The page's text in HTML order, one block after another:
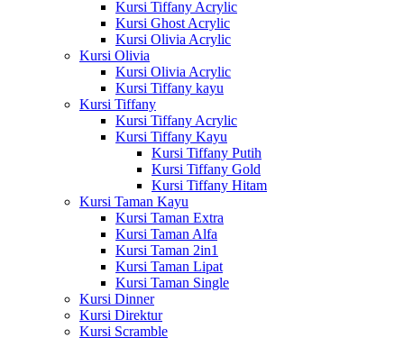
Kursi Tiffany Acrylic
Kursi Ghost Acrylic
Kursi Olivia Acrylic
Kursi Olivia
Kursi Olivia Acrylic
Kursi Tiffany kayu
Kursi Tiffany
Kursi Tiffany Acrylic
Kursi Tiffany Kayu
Kursi Tiffany Putih
Kursi Tiffany Gold
Kursi Tiffany Hitam
Kursi Taman Kayu
Kursi Taman Extra
Kursi Taman Alfa
Kursi Taman 2in1
Kursi Taman Lipat
Kursi Taman Single
Kursi Dinner
Kursi Direktur
Kursi Scramble